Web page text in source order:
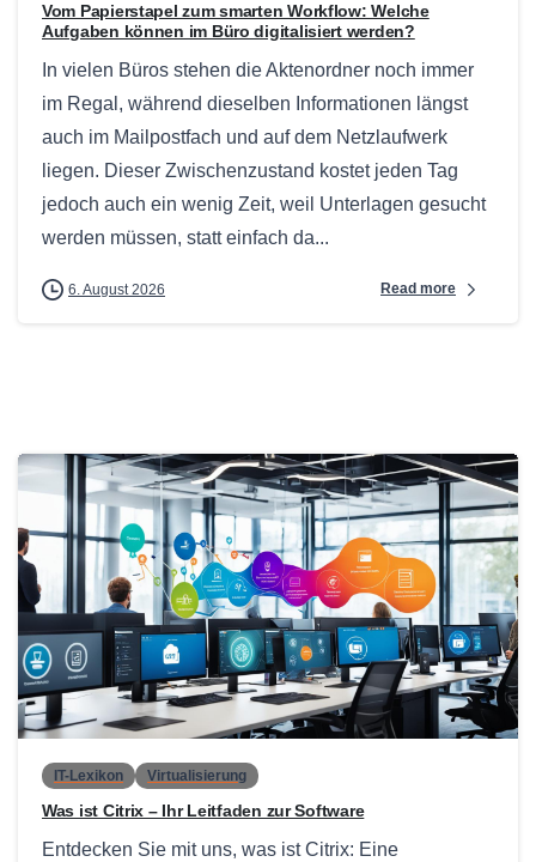
Vom Papierstapel zum smarten Workflow: Welche
Aufgaben können im Büro digitalisiert werden?
In vielen Büros stehen die Aktenordner noch immer
im Regal, während dieselben Informationen längst
auch im Mailpostfach und auf dem Netzlaufwerk
liegen. Dieser Zwischenzustand kostet jeden Tag
jedoch auch ein wenig Zeit, weil Unterlagen gesucht
werden müssen, statt einfach da...
6. August 2026 Read more
0
IT-Lexikon Virtualisierung
Was ist Citrix – Ihr Leitfaden zur Software
Entdecken Sie mit uns, was ist Citrix: Eine